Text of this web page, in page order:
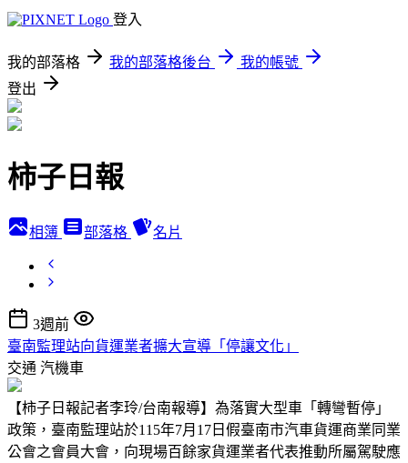
登入
我的部落格 我的部落格後台
我的帳號
登出
柿子日報
相簿 部落格 名片
3週前
臺南監理站向貨運業者擴大宣導「停讓文化」
交通 汽機車
【柿子日報記者李玲/台南報導】為落實大型車「轉彎暫停」
政策，臺南監理站於115年7月17日假臺南市汽車貨運商業同業
公會之會員大會，向現場百餘家貨運業者代表推動所屬駕駛應